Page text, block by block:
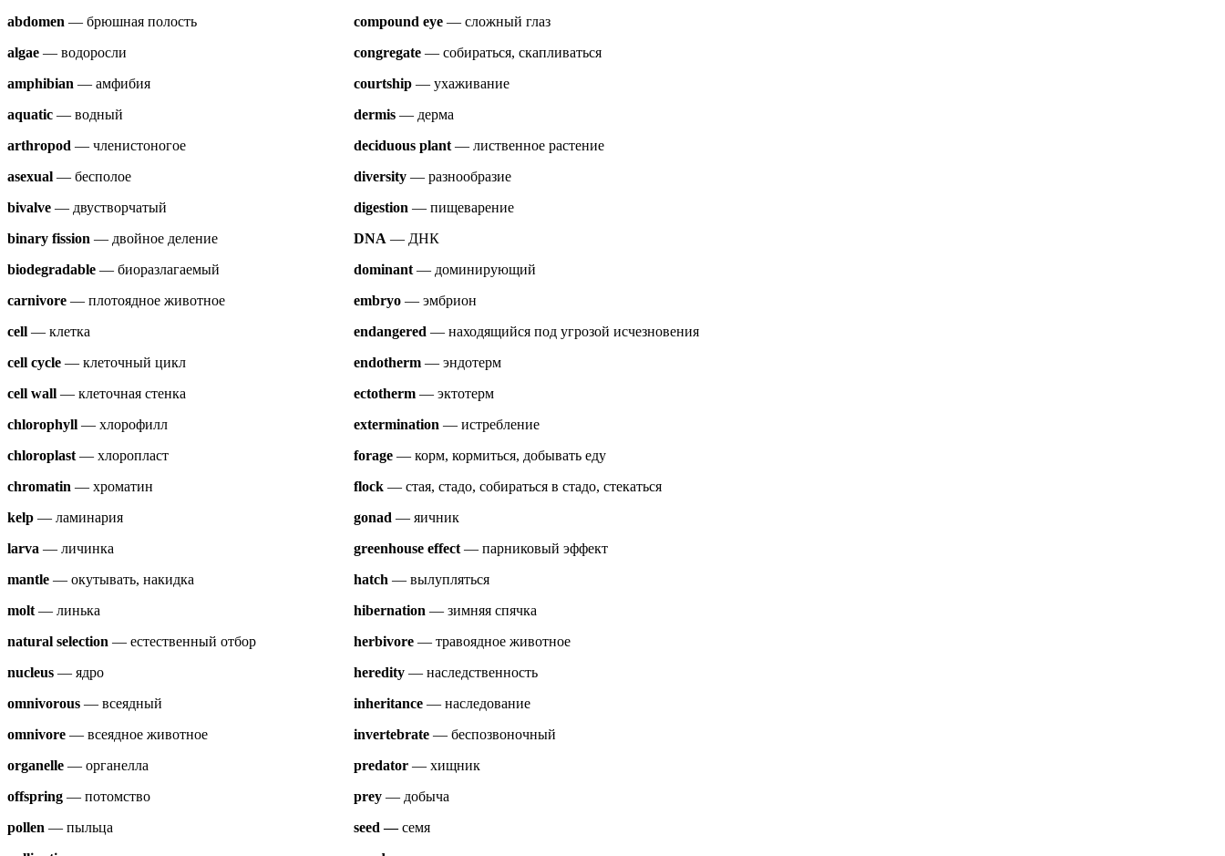
abdomen — брюшная полость
algae — водоросли
amphibian — амфибия
aquatic — водный
arthropod — членистоногое
asexual — бесполое
bivalve — двустворчатый
binary fission — двойное деление
biodegradable — биоразлагаемый
carnivore — плотоядное животное
cell — клетка
cell cycle — клеточный цикл
cell wall — клеточная стенка
chlorophyll — хлорофилл
chloroplast— хлоропласт
chromatin — хроматин
kelp — ламинария
larva — личинка
mantle — окутывать, накидка
molt— линька
natural selection — естественный отбор
nucleus — ядро
omnivorous — всеядный
omnivore — всеядное животное
organelle — органелла
offspring — потомство
pollen — пыльца
compound eye — сложный глаз
congregate — собираться, скапливаться
courtship — ухаживание
dermis — дерма
deciduous plant— лиственное растение
diversity — разнообразие
digestion — пищеварение
DNA — ДНК
dominant— доминирующий
embryo — эмбрион
endangered — находящийся под угрозой исчезновения
endotherm — эндотерм
ectotherm — эктотерм
extermination — истребление
forage — корм, кормиться, добывать еду
flock — стая, стадо, собираться в стадо, стекаться
gonad — яичник
greenhouse effect— парниковый эффект
hatch — вылупляться
hibernation — зимняя спячка
herbivore — травоядное животное
heredity — наследственность
inheritance — наследование
invertebrate — беспозвоночный
predator — хищник
prey — добыча
seed —семя